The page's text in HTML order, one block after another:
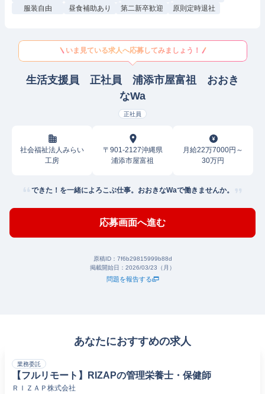
服装自由
昼食補助あり 第二新卒歓迎 原則定時退社
いま見ている求人へ応募してみましょう！
生活支援員 正社員 浦添市屋富祖 おおき
なWa
正社員
社会福祉法人みらい
工房
〒901-2127沖縄県
浦添市屋富祖
月給22万7000円～
30万円
できた！を一緒によろこぶ仕事。おおきなWaで働きませんか。
応募画面へ進む
原稿ID： 7f6b29815999b88d
掲載開始日： 2026/03/23（月）
問題を報告する
あなたにおすすめの求人
業務委託
【フルリモート】RIZAPの管理栄養士・保健師
ＲＩＺＡＰ株式会社